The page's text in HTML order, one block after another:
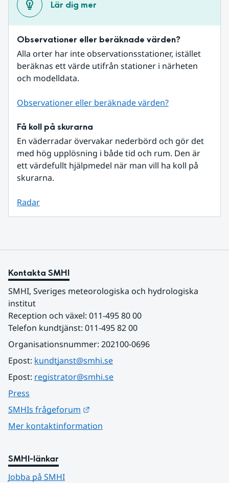
Lär dig mer
Observationer eller beräknade värden?
Alla orter har inte observationsstationer, istället
beräknas ett värde utifrån stationer i närheten
och modelldata.
Observationer eller beräknade värden?
Få koll på skurarna
En väderradar övervakar nederbörd och gör det
med hög upplösning i både tid och rum. Den är
ett värdefullt hjälpmedel när man vill ha koll på
skurarna.
Radar
Kontakta SMHI
SMHI, Sveriges meteorologiska och hydrologiska
institut
Reception och växel: 011-495 80 00
Telefon kundtjänst: 011-495 82 00
Organisationsnummer: 202100-0696
Epost: kundtjanst@smhi.se
Epost: registrator@smhi.se
Press
SMHIs frågeforum
Mer kontaktinformation
SMHI-länkar
Jobba på SMHI